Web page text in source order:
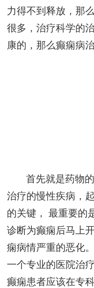
力得不到释放，那
很多，治疗科学的
康的，那么癫痫病
首先就是药物
治疗的慢性疾病，
的关键， 最重要的
诊断为癫痫后马上
痫病情严重的恶化
一个专业的医院治
癫痫患者应该在专